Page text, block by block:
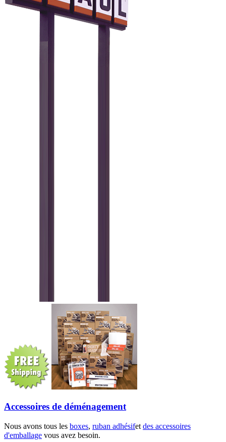
Accessoires de déménagement
Nous avons tous les boxes, ruban adhésifet des accessoires
d'emballage vous avez besoin.